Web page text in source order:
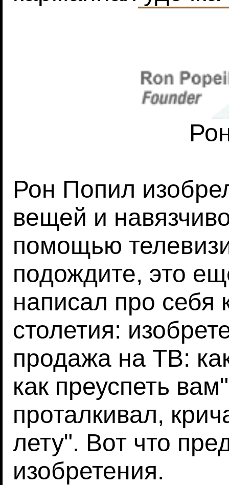
Рон Попил
вещей и
помощью
подождите, это
написал про себя
столетия:
продажа на ТВ:
как преуспеть
проталкивал,
лету". Вот что
изобретения.